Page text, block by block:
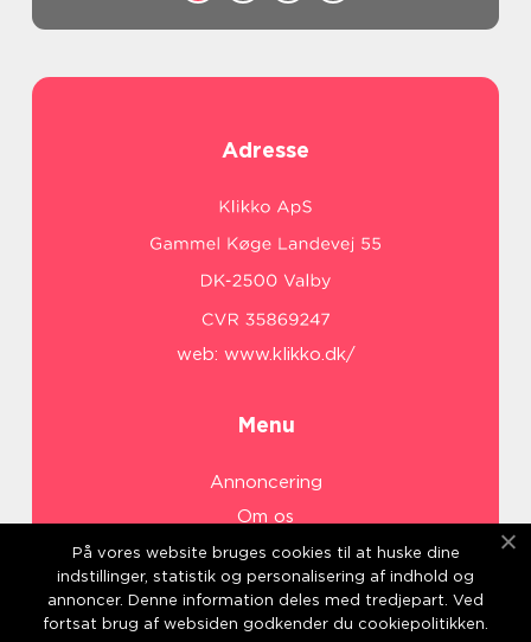
Adresse
web: www.klikko.dk/
Menu
Annoncering
Om os
Cookies
Kontakt os
Sitemap
På vores website bruges cookies til at huske dine
indstillinger, statistik og personalisering af indhold og
annoncer. Denne information deles med tredjepart. Ved
fortsat brug af websiden godkender du cookiepolitikken.